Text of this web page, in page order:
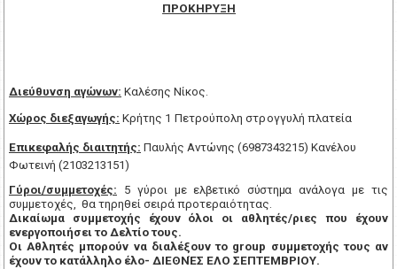
ΠΡΟΚΗΡΥΞΗ
Διεύθυνση αγώνων: Καλέσης Νίκος.
Χώρος διεξαγωγής: Κρήτης 1 Πετρούπολη στρογγυλή πλατεία
Επικεφαλής διαιτητής: Παυλής Αντώνης (6987343215) Κανέλου
Φωτεινή (2103213151)
Γύροι/συμμετοχές:
5 γύροιμε ελβετικό σύστημαανάλογα με τις
συμμετοχές, θα τηρηθεί σειρά προτεραιότητας.
Δικαίωμα συμμετοχής έχουν όλοι οι αθλητές/ριες που έχουν
ενεργοποιήσει το Δελτίο τους.
Oι Αθλητές μπορούν να διαλέξουν το group συμμετοχής τους αν
έχουν το κατάλληλο έλο- ΔΙΕΘΝΈΣ ΕΛΟ ΣΕΠΤΕΜΒΡΙΟΥ.